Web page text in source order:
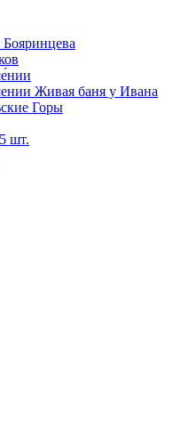
Живая баня у Ивана
Горы
5 шт.